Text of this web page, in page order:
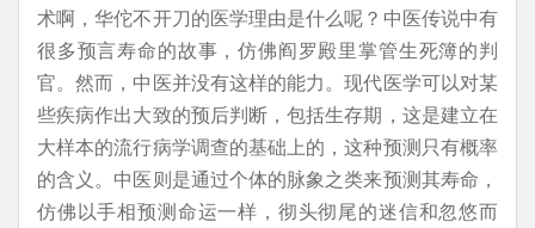
术啊，华佗不开刀的医学理由是什么呢？中医传说中有
很多预言寿命的故事，仿佛阎罗殿里掌管生死簿的判
官。然而，中医并没有这样的能力。现代医学可以对某
些疾病作出大致的预后判断，包括生存期，这是建立在
大样本的流行病学调查的基础上的，这种预测只有概率
的含义。中医则是通过个体的脉象之类来预测其寿命，
仿佛以手相预测命运一样，彻头彻尾的迷信和忽悠而